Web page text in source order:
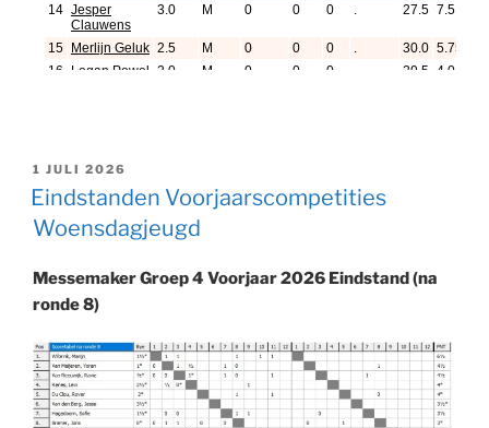
GEPLAATST
OP
1 JULI 2026
Eindstanden Voorjaarscompetities
Woensdagjeugd
Messemaker Groep 4 Voorjaar 2026 Eindstand (na
ronde 8)